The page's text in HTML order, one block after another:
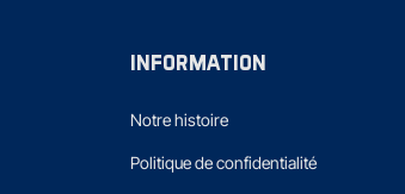
INFORMATION
Notre histoire
Politique de confidentialité